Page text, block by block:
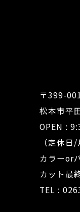
〒399-
松本市平
OPEN :
（定休日
カラーor
カット最
TEL :